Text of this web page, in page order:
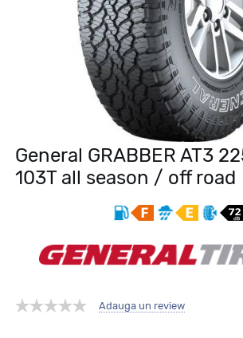
General GRABBER AT3
103T all season / off road
Adauga un review